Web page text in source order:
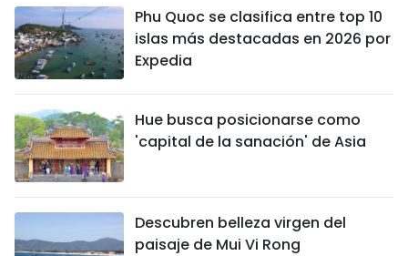
Phu Quoc se clasifica entre top 10
islas más destacadas en 2026 por
Expedia
Hue busca posicionarse como
'capital de la sanación' de Asia
Descubren belleza virgen del
paisaje de Mui Vi Rong